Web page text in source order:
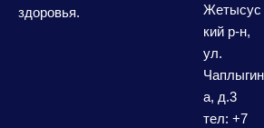
здоровья.
Жетысус
кий р-н,
ул.
Чаплыгин
а, д.3
тел: +7